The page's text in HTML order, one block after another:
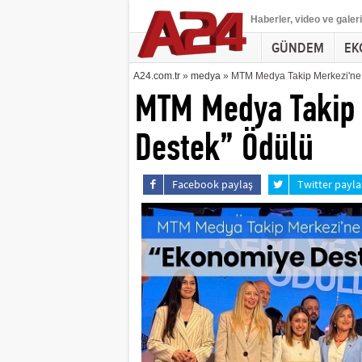
Haberler, video ve
GÜNDEM
A24.com.tr» medya» MTM Medya Takip
MTM Medya
Destek” Ödülü
Facebook paylaş Twitter